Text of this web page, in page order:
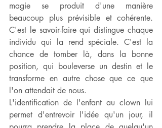
magie se produit d'une manière
beaucoup plus prévisible et cohérente.
C'est le savoir-faire qui distingue chaque
individu qui la rend spéciale. C'est la
chance de tomber là, dans la bonne
position, qui bouleverse un destin et le
transforme en autre chose que ce que
l'on attendait de nous.
L'identification de l'enfant au clown lui
permet d'entrevoir l'idée qu'un jour, il